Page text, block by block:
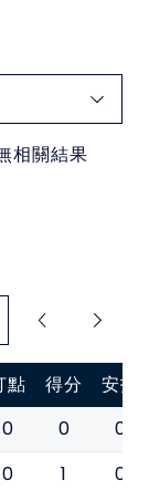
相關結果
點 得分
安打
0 0 0
0 1 0